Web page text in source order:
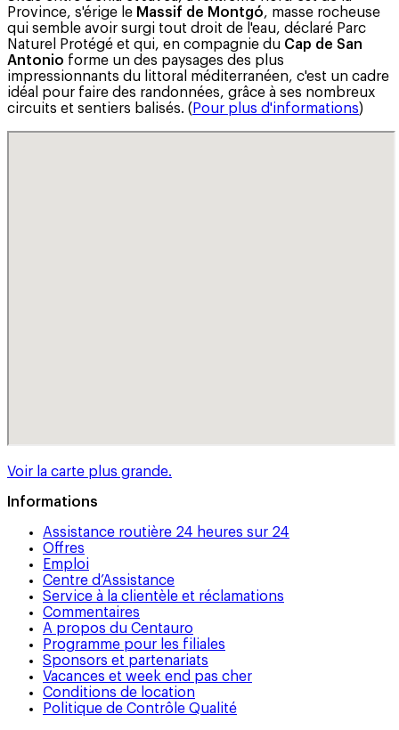
Province, s'érige le Massif de Montgó, masse rocheuse
qui semble avoir surgi tout droit de l'eau, déclaré Parc
Naturel Protégé et qui, en compagnie du Cap de San
Antonio forme un des paysages des plus
impressionnants du littoral méditerranéen, c'est un cadre
idéal pour faire des randonnées, grâce à ses nombreux
circuits et sentiers balisés. ( Pour plus d'informations)
Voir la carte plus grande.
Informations
Assistance routière 24 heures sur 24
Offres
Emploi
Centre d’Assistance
Service à la clientèle et réclamations
Commentaires
A propos du Centauro
Programme pour les filiales
Sponsors et partenariats
Vacances et week end pas cher
Conditions de location
Politique de Contrôle Qualité